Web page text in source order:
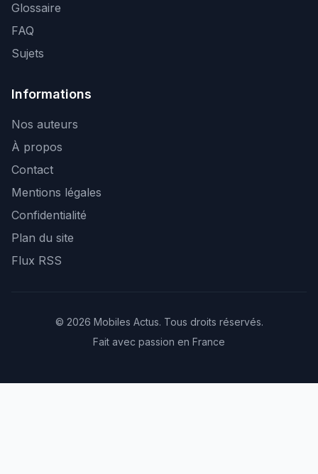
Glossaire
FAQ
Sujets
Informations
Nos auteurs
À propos
Contact
Mentions légales
Confidentialité
Plan du site
Flux RSS
© 2026 Mobiles Actus. Tous droits réservés.
Fait avec passion en France